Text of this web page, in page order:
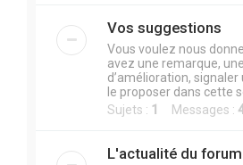
Vos suggestions
Vous voulez nous
avez une remarque,
d’amélioration, signaler
le proposer dans cette
Sujets : 1 Messages :
L'actualité du forum